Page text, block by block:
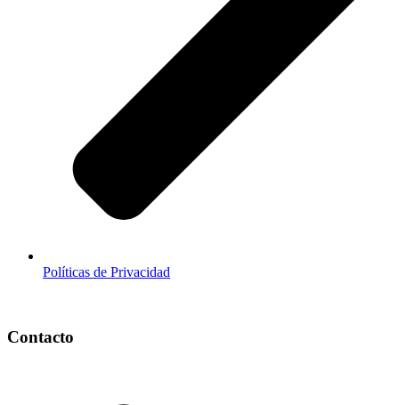
Políticas de Privacidad
Contacto